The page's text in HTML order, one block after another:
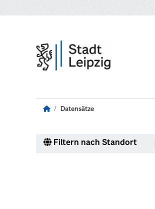
Datensätze
Filtern nach Standort